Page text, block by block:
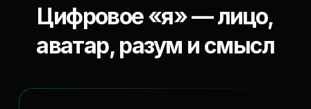
Цифровое «я» — лицо,
аватар, разум и смысл